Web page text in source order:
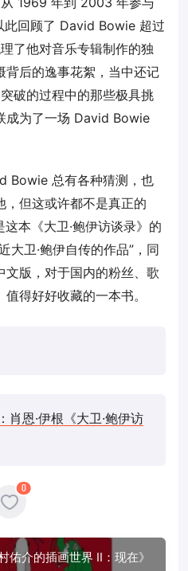
此回顾了 David Bowie 超过
了他对音乐专辑制作的独
背后的逸事花絮，当中还记
破的过程中的那些极具挑
成为了一场 David Bowie
Bowie 总有各种猜测，也
，但这或许都不是真正的
本《大卫·鲍伊访谈录》的
大卫·鲍伊自传的作品”，同
文版，对于国内的粉丝、歌
得好好收藏的一本书。
肖恩·伊根《大卫·鲍伊访
0
佑介的插画世界 II：现在》